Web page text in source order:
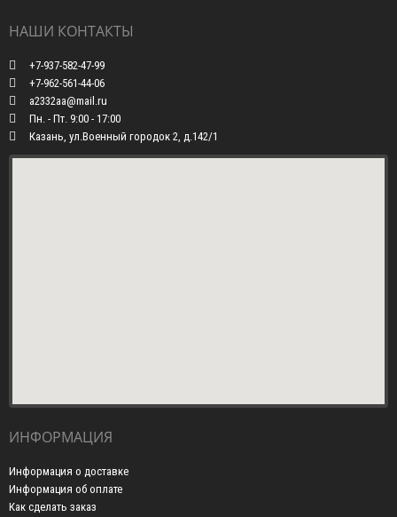
НАШИ КОНТАКТЫ
+7-937-582-47-99
+7-962-561-44-06
a2332aa@mail.ru
Пн. - Пт. 9:00 - 17:00
Казань, ул.Военный городок 2, д.142/1
ИНФОРМАЦИЯ
Информация о доставке
Информация об оплате
Как сделать заказ